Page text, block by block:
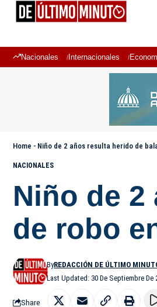
Nacionales Internacionales
Home - Niño de 2 años resulta herido de
NACIONALES
Niño de
de robo
Last Updated: 30 De Septiembre De
ByREDACCIÓN DE ÚLTIMO
Share